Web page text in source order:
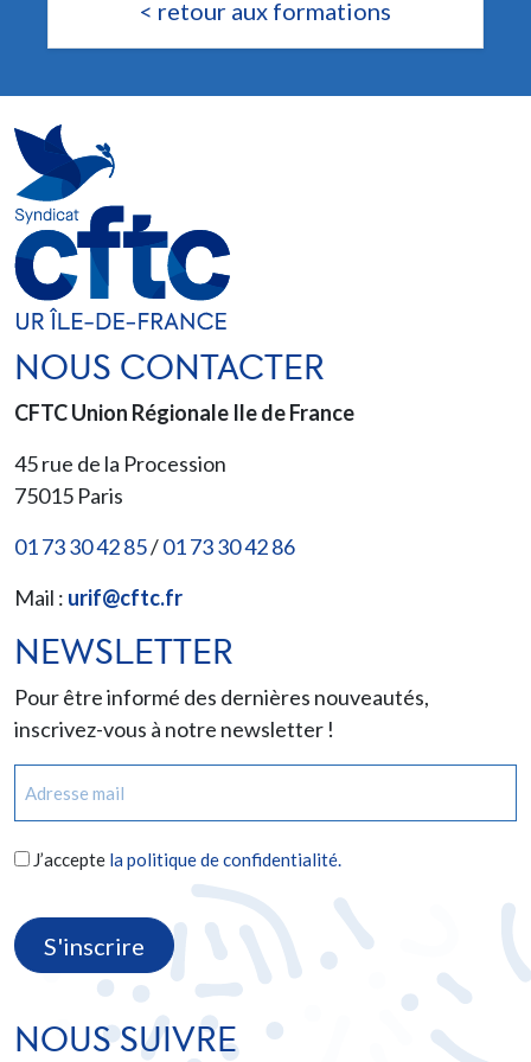
< retour aux formations
NOUS CONTACTER
CFTC Union Régionale Ile de France
45 rue de la Procession
75015 Paris
01 73 30 42 85/01 73 30 42 86
Mail : urif@cftc.fr
NEWSLETTER
Pour être informé des dernières nouveautés,
inscrivez-vous à notre newsletter !
mail
RGPD
J’accepte la politique de confidentialité.
NOUS SUIVRE